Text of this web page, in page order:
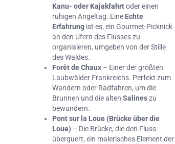
Kanu- oder Kajakfahrtoder einen
ruhigen Angeltag. Eine Echte
Erfahrung ist es, ein Gourmet-Picknick
an den Ufern des Flusses zu
organisieren, umgeben von der Stille
des Waldes.
Forêt de Chaux – Einer der größten
Laubwälder Frankreichs. Perfekt zum
Wandern oder Radfahren, um die
Brunnen und die alten Salineszu
bewundern.
Pont sur la Loue (Brücke über die
Loue) – Die Brücke, die den Fluss
überquert, ein malerisches Element der